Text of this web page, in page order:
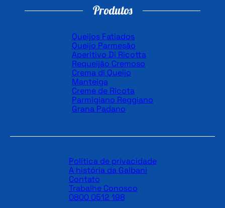
Produtos
Queijos Fatiados
Queijo Parmesão
Aperitivo Di Ricotta
Requeijão Cremoso
Crema di Queijo
Manteiga
Creme de Ricota
Parmigiano Reggiano
Grana Padano
Política de privacidade
A história da Galbani
Contato
Trabalhe Conosco
0800 0512 198